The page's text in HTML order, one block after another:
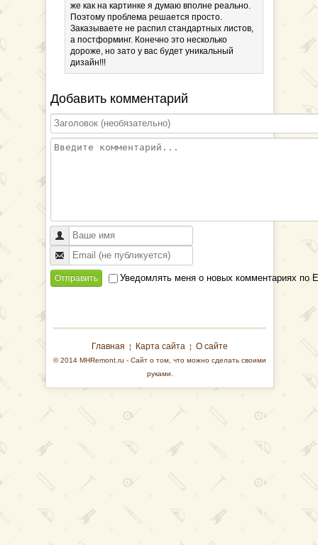
же как на картинке я думаю вполне реально.
Поэтому проблема решается просто.
Заказываете не распил стандартных листов,
а постформинг. Конечно это несколько
дороже, но зато у вас будет уникальный
дизайн!!!
Добавить комментарий
Отправить Уведомлять меня о новых комментариях по
Главная ¦ Карта сайта ¦ О сайте
© 2014 MHRemont.ru - Сайт о том, что можно сделать своими
руками.